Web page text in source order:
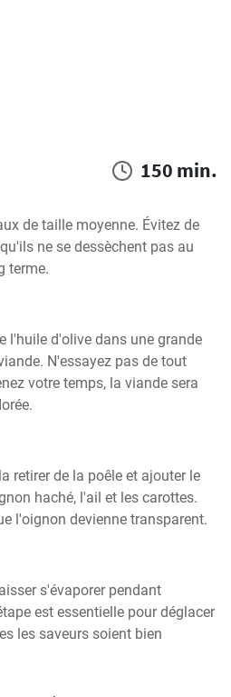
150 min.
de taille moyenne. Évitez de
ne se dessèchent pas au
terme.
l'huile d'olive dans une grande
N'essayez pas de tout
votre temps, la viande sera
retirer de la poêle et ajouter le
haché, l'ail et les carottes.
l'oignon devienne transparent.
s'évaporer pendant
est essentielle pour déglacer
les saveurs soient bien